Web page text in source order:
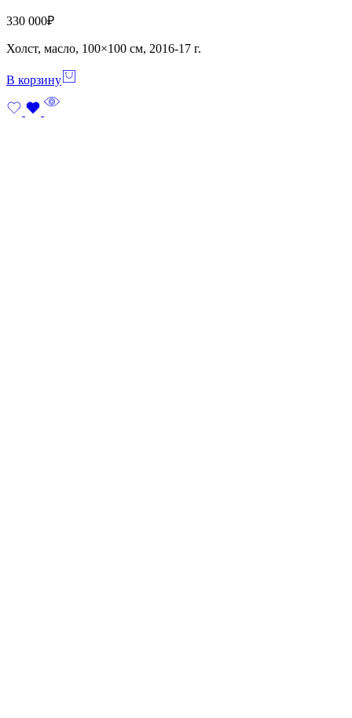
330 000₽
Холст, масло, 100×100 см, 2016-17 г.
В корзину